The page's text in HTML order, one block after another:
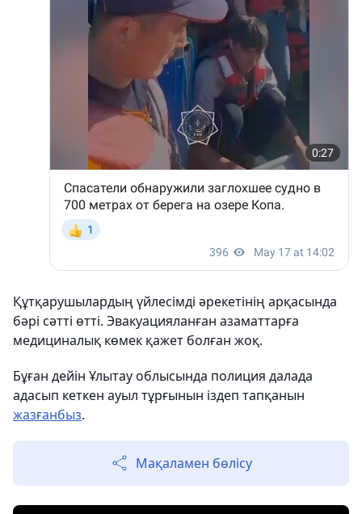
Құтқарушылардың үйлесімді әрекетінің арқасында
бәрі сәтті өтті. Эвакуацияланған азаматтарға
медициналық көмек қажет болған жоқ.
Бұған дейін Ұлытау облысында полиция далада
адасып кеткен ауыл тұрғынын іздеп тапқанын
жазғанбыз.
Мақаламен бөлісу